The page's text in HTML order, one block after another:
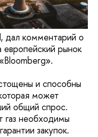
дал комментарий о
европейский рынок
и способны
может
общий спрос.
газ необходимы
закупок.